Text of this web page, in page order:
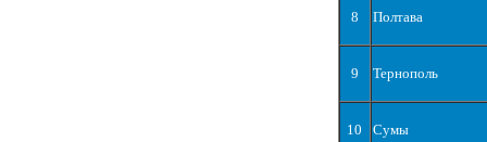
8 Полтава
9 Тернополь
10 Сумы